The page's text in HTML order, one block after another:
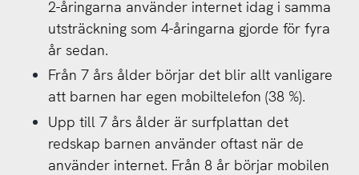
2-åringarna använder internet idag i samma
utsträckning som 4-åringarna gjorde för fyra
år sedan.
Från 7 års ålder börjar det blir allt vanligare
att barnen har egen mobiltelefon (38 %).
Upp till 7 års ålder är surfplattan det
redskap barnen använder oftast när de
använder internet. Från 8 år börjar mobilen